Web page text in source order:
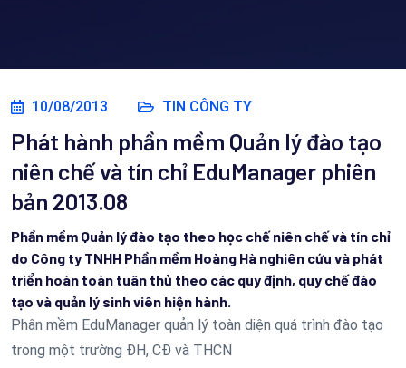
10/08/2013 TIN CÔNG TY
Phát hành phần mềm Quản lý đào tạo
niên chế và tín chỉ EduManager phiên
bản 2013.08
Phần mềm Quản lý đào tạo theo học chế niên chế và tín chỉ
do Công ty TNHH Phần mềm Hoàng Hà nghiên cứu và phát
triển hoàn toàn tuân thủ theo các quy định, quy chế đào
tạo và quản lý sinh viên hiện hành.
Phân mềm EduManager quản lý toàn diện quá trình đào tạo
trong một trường ĐH, CĐ và THCN